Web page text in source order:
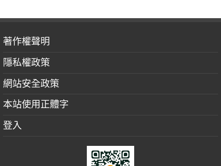
著作權聲明
隱私權政策
網站安全政策
本站使用正體字
登入